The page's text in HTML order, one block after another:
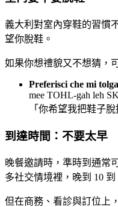
義大利對室內穿鞋的習慣
望你脫鞋。
如果你想禮貌又不想猜，
Preferisci che mi
mee TOHL-gah leh
「你希望我把鞋子脫
到達時間：不要太早
晚餐邀請時，準時到通常
多社交情境裡，晚到 10 到
但在商務、看診與訂位上